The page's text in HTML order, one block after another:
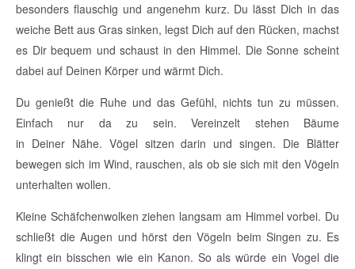
besonders flauschig und angenehm kurz. Du lässt Dich in das
weiche Bett aus Gras sinken, legst Dich auf den Rücken, machst
es Dir bequem und schaust in den Himmel. Die Sonne scheint
dabei auf Deinen Körper und wärmt Dich.
Du genießt die Ruhe und das Gefühl, nichts tun zu müssen.
Einfach nur da zu sein. Vereinzelt stehen Bäume
in Deiner Nähe. Vögel sitzen darin und singen. Die Blätter
bewegen sich im Wind, rauschen, als ob sie sich mit den Vögeln
unterhalten wollen.
Kleine Schäfchenwolken ziehen langsam am Himmel vorbei. Du
schließt die Augen und hörst den Vögeln beim Singen zu. Es
klingt ein bisschen wie ein Kanon. So als würde ein Vogel die